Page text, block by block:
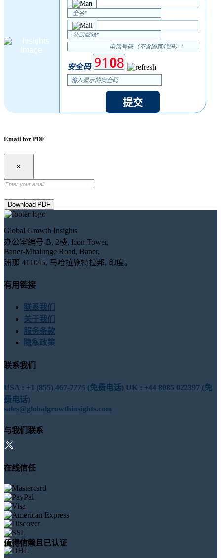
安全码
提交
Email for PDF
×
Download PDF
Global Growth Insights
办公室编号-B, 2楼, Icon Tower,
Baner-Mhalunge Road, Baner,
浦那 411045, 马哈拉施特拉邦, 印度。
有用链接
联系我们
关于我们
服务条款
隐私政策
联系我们
USA : +1 (855) 467-7775 (免费电话) UK : +44 8085 022397 (免
费电话)
sales@globalgrowthinsights.com
与我们联系
在线信任
值得信赖且已认证